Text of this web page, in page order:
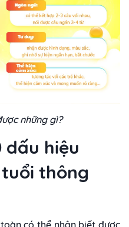
những gì?
dấu hiệu
thông